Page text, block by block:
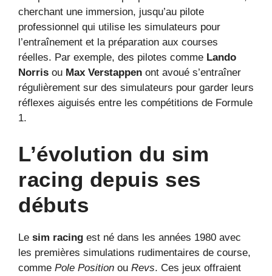
cherchant une immersion, jusqu’au pilote
professionnel qui utilise les simulateurs pour
l’entraînement et la préparation aux courses
réelles. Par exemple, des pilotes comme Lando
Norris ou Max Verstappen ont avoué s’entraîner
régulièrement sur des simulateurs pour garder leurs
réflexes aiguisés entre les compétitions de Formule
1.
L’évolution du sim
racing depuis ses
débuts
Le sim racing est né dans les années 1980 avec
les premières simulations rudimentaires de course,
comme Pole Position ou Revs. Ces jeux offraient